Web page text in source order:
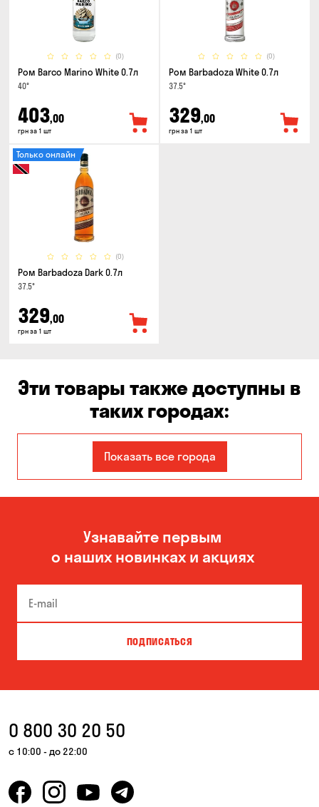
(0)
Ром Barco Marino White 0.7л
40°
403,00
грн за 1 шт
(0)
Ром Barbadoza White 0.7л
37.5°
329,00
грн за 1 шт
(0)
Только онлайн
Ром Barbadoza Dark 0.7л
37.5°
329,00
грн за 1 шт
Эти товары также доступны в
таких городах:
Александровка
Запорожье Каменское
Николаев Одесса
Показать все города
Узнавайте первым
о наших новинках и акциях
ПОДПИСАТЬСЯ
0 800 30 20 50
с 10:00 - до 22:00